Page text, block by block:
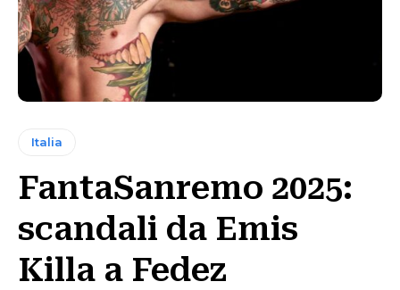
Italia
FantaSanremo 2025:
scandali da Emis
Killa a Fedez